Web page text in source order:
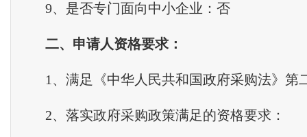
9、是否专门面向中小企业：否
二、申请人资格要求：
1、满足《中华人民共和国政府采购法》第
2、落实政府采购政策满足的资格要求：